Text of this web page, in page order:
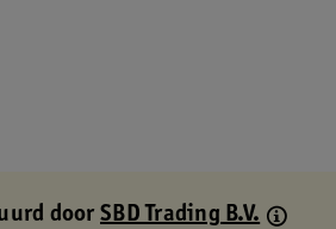
doorSBD Trading B.V.